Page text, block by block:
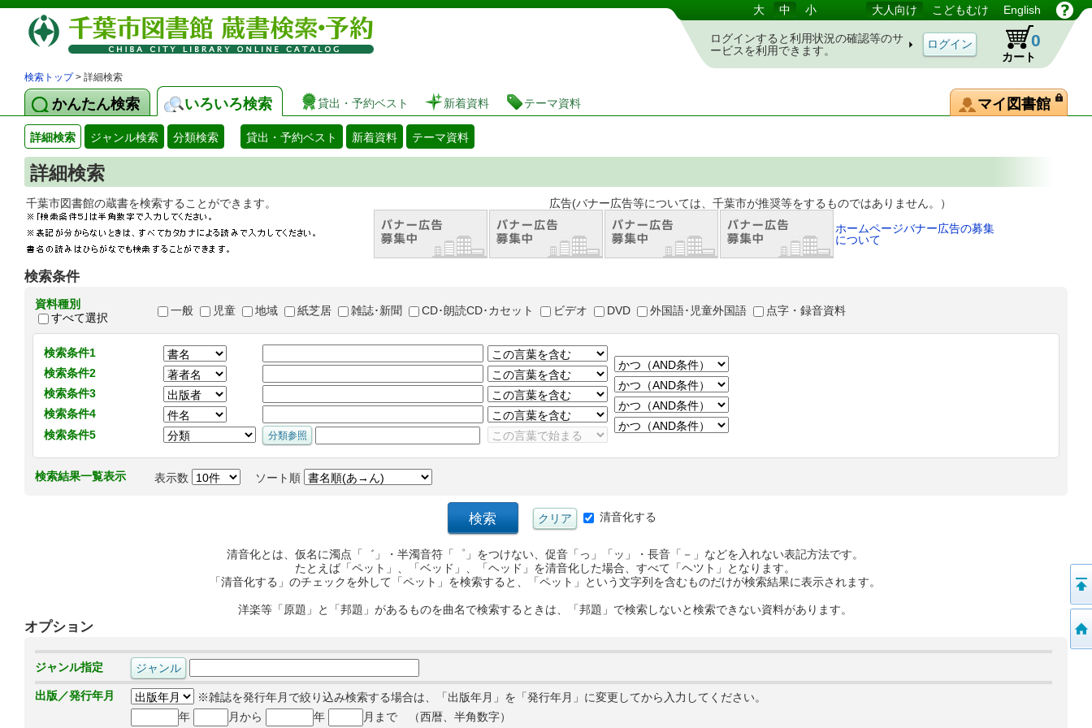
図書館 蔵書検索・予約システム 大 中 小 大人向け こどもむけ English
ログインすると利用状況の確認等のサ
ービスを利用できます。
カート
0
検索トップ> 詳細検索
かんたん検索 いろいろ検索 貸出・予約ベスト 新着資料 テーマ資料 マイ図書館
詳細検索 ジャンル検索 分類検索 貸出・予約ベスト 新着資料 テーマ資料
詳細検索
千葉市図書館の蔵書を検索することができます。 広告(バナー広告等については、千葉市が推奨等をするものではありません。）
ホームページバナー広告の募集
について
検索条件
資料種別
すべて選択
一般 児童 地域 紙芝居 雑誌･新聞 CD･朗読CD･カセット ビデオ DVD 外国語･児童外国語 点字・録音資料
検索条件1
検索条件2
検索条件3
検索条件4
検索条件5
検索結果一覧表示 表示数 ソート順
清音化する
清音化とは、仮名に濁点「゛」・半濁音符「゜」をつけない、促音「っ」「ッ」・長音「－」などを入れない表記方法です。
たとえば「ペット」、「ベッド」、「ヘッド」を清音化した場合、すべて「ヘツト」となります。
「清音化する」のチェックを外して「ペット」を検索すると、「ペット」という文字列を含むものだけが検索結果に表示されます。
洋楽等「原題」と「邦題」があるものを曲名で検索するときは、「邦題」で検索しないと検索できない資料があります。
オプション
ジャンル指定
出版／発行年月
※雑誌を発行年月で絞り込み検索する場合は、「出版年月」を「発行年月」に変更してから入力してください。
年
月から 年 月まで （西暦、半角数字）